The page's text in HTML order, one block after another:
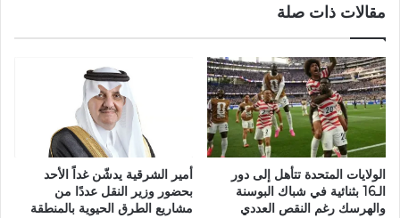
مقالات ذات صلة
الولايات المتحدة تتأهل إلى دور
الـ16 بثنائية في شباك البوسنة
والهرسك رغم النقص العددي
أمير الشرقية يدشّن غداً الأحد
بحضور وزير النقل عددًا من
مشاريع الطرق الحيوية بالمنطقة